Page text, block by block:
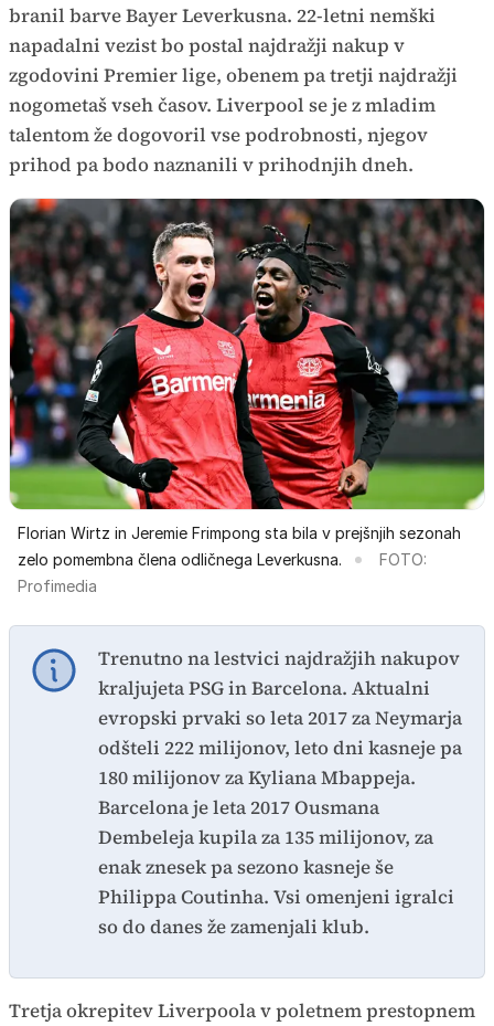
branil barve Bayer Leverkusna. 22-letni nemški
napadalni vezist bo postal najdražji nakup v
zgodovini Premier lige, obenem pa tretji najdražji
nogometaš vseh časov. Liverpool se je z mladim
talentom že dogovoril vse podrobnosti, njegov
prihod pa bodo naznanili v prihodnjih dneh.
Florian Wirtz in Jeremie Frimpong sta bila v prejšnjih sezonah
zelo pomembna člena odličnega Leverkusna.
FOTO:
Profimedia
Trenutno na lestvici najdražjih nakupov
kraljujeta PSG in Barcelona. Aktualni
evropski prvaki so leta 2017 za Neymarja
odšteli 222 milijonov, leto dni kasneje pa
180 milijonov za Kyliana Mbappeja.
Barcelona je leta 2017 Ousmana
Dembeleja kupila za 135 milijonov, za
enak znesek pa sezono kasneje še
Philippa Coutinha. Vsi omenjeni igralci
so do danes že zamenjali klub.
Tretja okrepitev Liverpoola v poletnem prestopnem